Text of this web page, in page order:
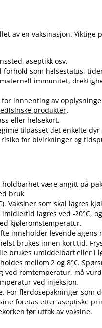
av en vaksinasjon. Viktige
aseptikk osv.
som helsestatus,
immunitet,
innhenting av
produkter.
eller helsekort.
tilpasset det enkelte dyr
for bivirkninger og
være angitt på
bruk.
Vaksiner som skal lagres
lagres ved -20°C,
kjøleromstemperatur.
inneholder levende agens
brukes innen kort tid.
brukes umiddelbart eller i
mellom 2 og 8°C.
ved romtemperatur, må
ved injeksjon.
For flerdosepakninger som
foretas etter aseptiske
før uttak av vaksine.